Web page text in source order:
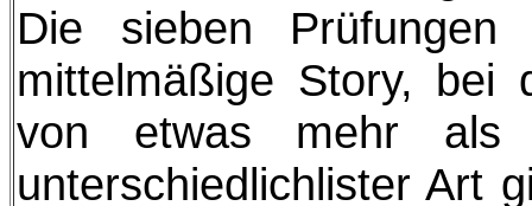
Die sieben
mittelmäßige Story, bei
von etwas mehr als
unterschiedlichlister Art